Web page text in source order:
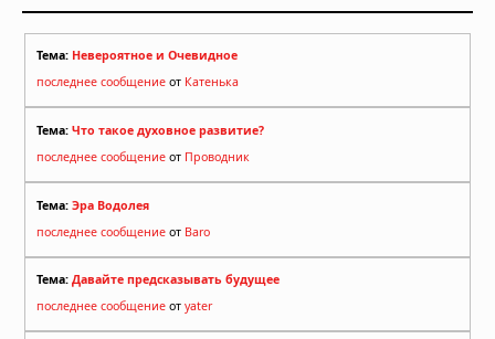
Тема: Невероятное и Очевидное
последнее сообщение от Катенька
Тема: Что такое духовное развитие?
последнее сообщение от Проводник
Тема: Эра Водолея
последнее сообщение от Baro
Тема: Давайте предсказывать будущее
последнее сообщение от yater